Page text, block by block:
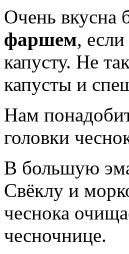
Очень вкусна
фаршем,
капусту. Не
капусты и
Нам
головки
В большую
Свёклу и
чеснока
чесночнице.